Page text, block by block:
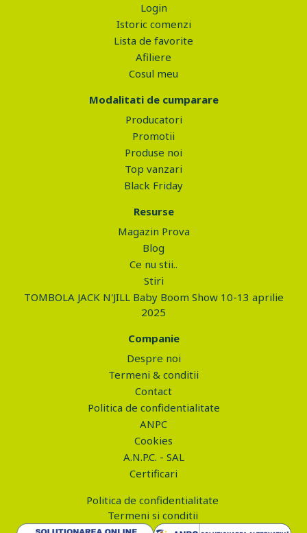
Login
Istoric comenzi
Lista de favorite
Afiliere
Cosul meu
Modalitati de cumparare
Producatori
Promotii
Produse noi
Top vanzari
Black Friday
Resurse
Magazin Prova
Blog
Ce nu stii..
Stiri
TOMBOLA JACK N'JILL Baby Boom Show 10-13 aprilie
2025
Companie
Despre noi
Termeni & conditii
Contact
Politica de confidentialitate
ANPC
Cookies
A.N.P.C. - SAL
Certificari
Politica de confidentialitate
Termeni si conditii